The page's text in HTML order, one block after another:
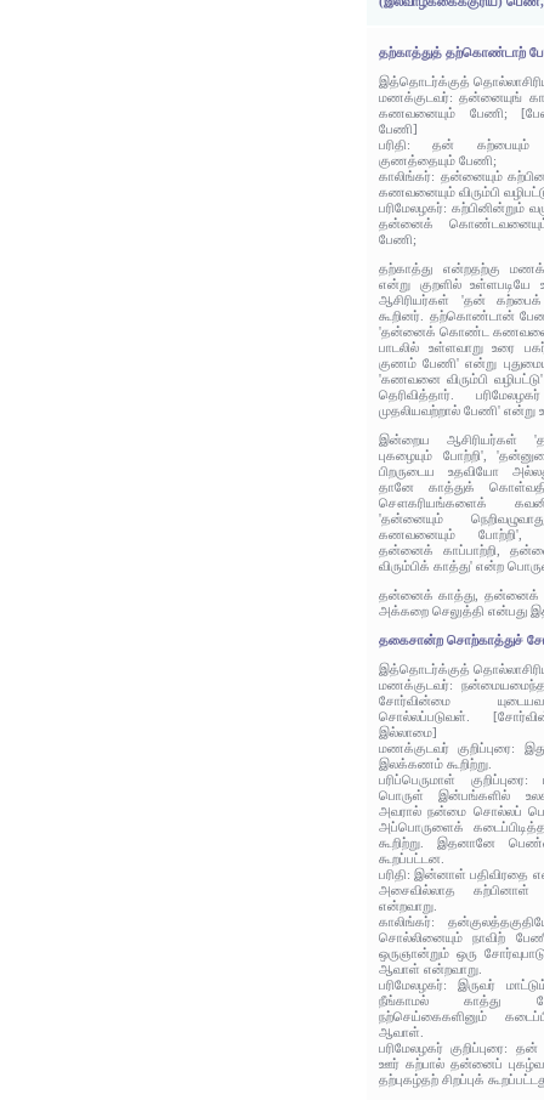
தற்காத்துத் தற்கொண்டாற்
இத்தொடர்க்குத்
மணக்குடவர்: தன்னையுங்
கணவனையும் பேணி;
பேணி]
பரிதி: தன் கற்பையும்
குணத்தையும் பேணி;
காலிங்கர்: தன்னையும்
கணவனையும் விரும்பி
பரிமேலழகர்: கற்பினின்றும்
தன்னைக் கொண்டவனையும்
பேணி;
தற்காத்து என்றதற்கு
என்று குறளில்
ஆசிரியர்கள் 'தன்
கூறினர். தற்கொண்டான்
'தன்னைக் கொண்ட கணவனைப்
பாடலில் உள்ளவாறு உரை
குணம் பேணி' என்று
'கணவனை விரும்பி
தெரிவித்தார்.
முதலியவற்றால் பேணி' என்று
இன்றைய ஆசிரியர்கள்
புகழையும் போற்றி',
பிறருடைய உதவியோ
தானே காத்துக்
சௌகரியங்களைக்
'தன்னையும்
கணவனையும் போற்றி',
தன்னைக் காப்பாற்றி,
விரும்பிக் காத்து' என்ற
தன்னைக் காத்து,
அக்கறை செலுத்தி என்பது
தகைசான்ற சொற்காத்துச்
இத்தொடர்க்குத்
மணக்குடவர்: நன்மையமைந்த
சோர்வின்மை
சொல்லப்படுவள்.
இல்லாமை]
மணக்குடவர் குறிப்புரை:
இலக்கணம் கூறிற்று.
பரிப்பெருமாள்
பொருள் இன்பங்களில்
அவரால் நன்மை சொல்லப்
அப்பொருளைக்
கூறிற்று. இதனானே
கூறப்பட்டன.
பரிதி: இன்னாள் பதிவிரதை
அசைவில்லாத
என்றவாறு.
காலிங்கர்:
சொல்லினையும் நாவிற்
ஒருஞான்றும் ஒரு
ஆவாள் என்றவாறு.
பரிமேலழகர்: இருவர்
நீங்காமல் காத்து
நற்செய்கைகளினும்
ஆவாள்.
பரிமேலழகர் குறிப்புரை: தன்
ஊர் கற்பால் தன்னைப்
தற்புகழ்தற் சிறப்புக்